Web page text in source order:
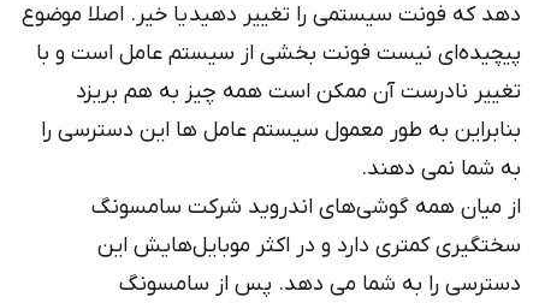
دهد که فونت سیستمی را تغییر دهید یا خیر. اصلا موضوع
پیچیده‌ای نیست فونت بخشی از سیستم عامل است و با
تغییر نادرست آن ممکن است همه چیز به هم بریزد
بنابراین به طور معمول سیستم عامل ها این دسترسی را
به شما نمی دهند.
از میان همه گوشی‌های اندروید شرکت سامسونگ
سختگیری کمتری دارد و در اکثر موبایل‌هایش این
دسترسی را به شما می دهد. پس از سامسونگ